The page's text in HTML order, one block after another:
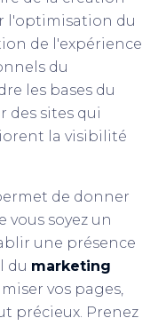
l'optimisation du
de l'expérience
du
les bases du
des sites qui
la visibilité
de donner
vous soyez un
une présence
du marketing
vos pages,
précieux. Prenez